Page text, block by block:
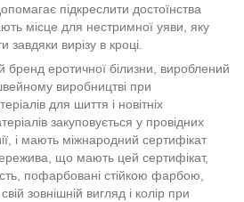
підкреслити достоїнства
місце для нестримної уяви, яку
завдяки вирізу в кроці.
бренд еротичної білизни, вироблений
виробництві при
для шиття і новітніх
закуповується у провідних
і мають міжнародний сертифікат
що мають цей сертифікат,
пофарбовані стійкою фарбою,
зовнішній вигляд і колір при